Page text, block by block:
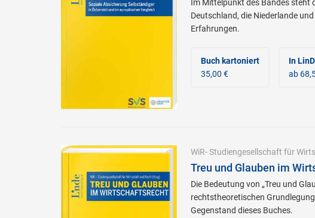
Im Mittelpunkt des Bandes steht
Deutschland, die Niederlande
Erfahrungen.
Buch kartoniert
35,00 €
In
ab
WiR- Studiengesellschaft für
Treu und Glauben im
Die Bedeutung von „Treu und
rechtstheoretischen
Gegenstand dieses Buches.